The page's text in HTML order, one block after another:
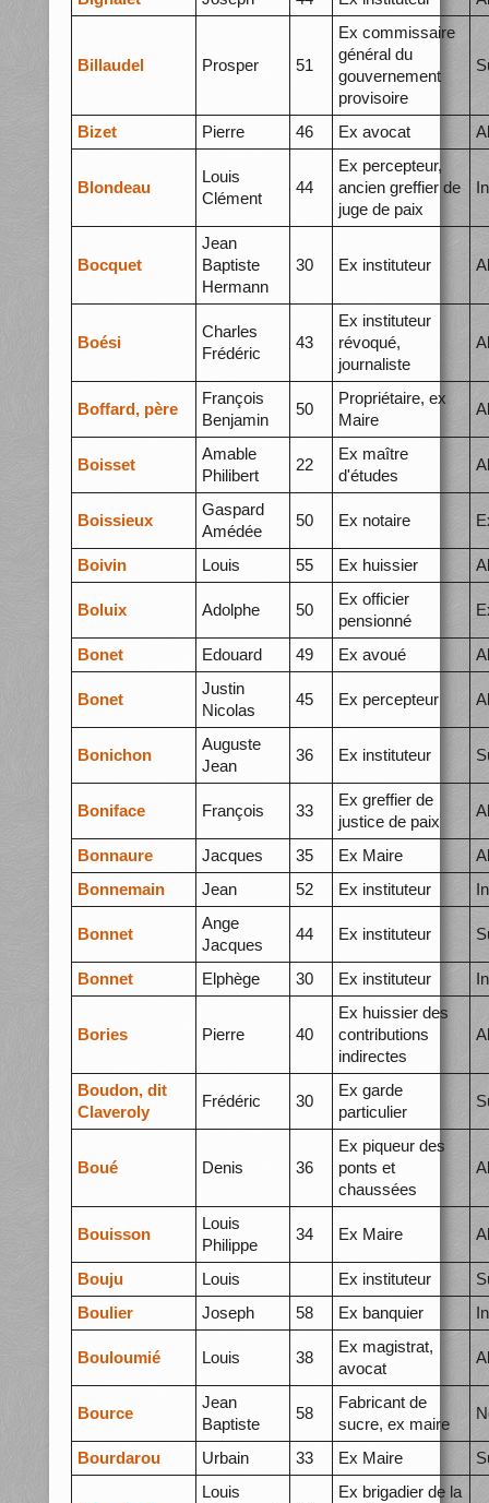
Billaudel Prosper 51
Ex commissaire
général du
gouvernement
provisoire
Bizet Pierre 46 Ex avocat
Blondeau
Louis
Clément
44
Ex percepteur,
ancien greffier de
juge de paix
Bocquet
Jean
Baptiste
Hermann
30 Ex instituteur
Boési
Charles
Frédéric
43
Ex instituteur
révoqué,
journaliste
Boffard, père
François
Benjamin
50
Propriétaire, ex
Maire
Boisset
Amable
Philibert
22
Ex maître
d'études
Boissieux
Gaspard
Amédée
50 Ex notaire
Boivin Louis 55 Ex huissier
Boluix Adolphe 50
Ex officier
pensionné
Bonet Edouard 49 Ex avoué
Bonet
Justin
Nicolas
45 Ex percepteur
Bonichon
Auguste
Jean
36 Ex instituteur
Boniface François 33
Ex greffier de
justice de paix
Bonnaure Jacques 35 Ex Maire
Bonnemain
Jean 52 Ex instituteur
Bonnet
Ange
Jacques
44 Ex instituteur
Bonnet Elphège 30 Ex instituteur
Bories Pierre 40
Ex huissier des
contributions
indirectes
Boudon, dit
Claveroly
Frédéric 30
Ex garde
particulier
Boué Denis 36
Ex piqueur des
ponts et
chaussées
Bouisson
Louis
Philippe
34 Ex Maire
Bouju Louis Ex instituteur
Boulier
Joseph 58 Ex banquier
Bouloumié Louis 38
Ex magistrat,
avocat
Bource
Jean
Baptiste
58
Fabricant de
sucre, ex maire
Bourdarou Urbain 33 Ex Maire
Louis
Ex brigadier de la